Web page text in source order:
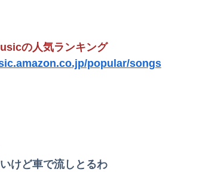
ー中に64歳男性死亡 8合目付近で意識失う
馬鹿（笑）ミニストップでトラックと衝突したド
の人気ランキング
popular/songs
けど車で流しとるわ